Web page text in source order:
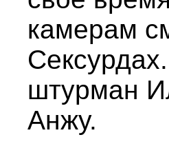
камерам
штурман
Анжу.